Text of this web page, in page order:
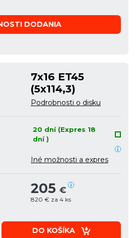
DODANIA
7x16 ET45
(5x114,3)
Podrobnosti o disku
20 dní (Expres 18
dní )
Iné možnosti a expres
205 €
820 € za 4 ks
DO KOŠÍKA